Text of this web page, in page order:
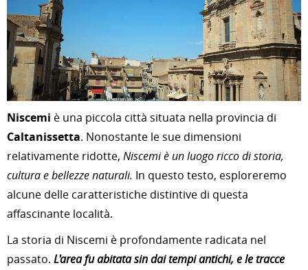
Niscemi è una piccola città situata nella provincia di
Caltanissetta. Nonostante le sue dimensioni
relativamente ridotte, Niscemi è un luogo ricco di storia,
cultura e bellezze naturali. In questo testo, esploreremo
alcune delle caratteristiche distintive di questa
affascinante località.
La storia di Niscemi è profondamente radicata nel
passato. L'area fu abitata sin dai tempi antichi, e le tracce